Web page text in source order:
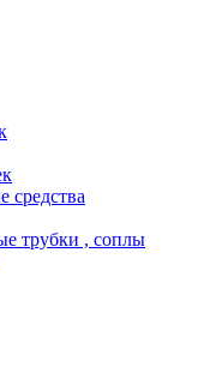
средства
трубки , соплы